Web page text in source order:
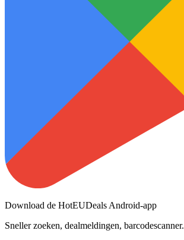
Download de HotEUDeals Android-app
Sneller zoeken, dealmeldingen, barcodescanner.